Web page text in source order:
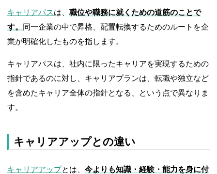
キャリアパスは、 職位や職務に就くための道筋のことで
す。
同一企業の中で昇格、配置転換するためのルートを企
業が明確化したものを指します。
キャリアパスは、社内に限ったキャリアを実現するための
指針であるのに対し、キャリアプランは、転職や独立など
を含めたキャリア全体の指針となる、という点で異なりま
す。
キャリアアップとの違い
キャリアアップとは、 今よりも知識・経験・能力を身に付